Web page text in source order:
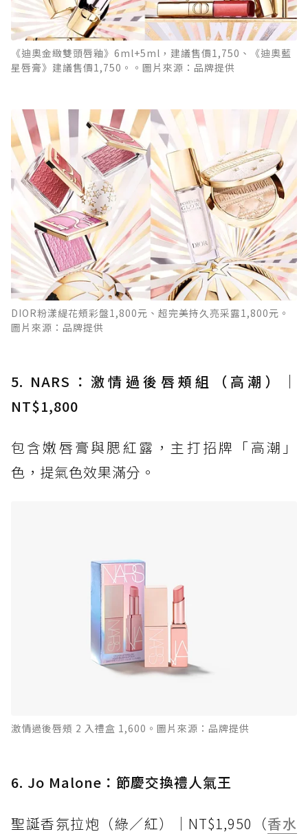
《迪奧金緻雙頭唇釉》6ml+5ml，建議售價1,750、《迪奧藍
星唇膏》建議售價1,750。。圖片來源：品牌提供
DIOR粉漾緹花頰彩盤1,800元、超完美持久亮采露1,800元。
圖片來源：品牌提供
5. NARS：激情過後唇頰組（高潮）｜
NT$1,800
包含嫩唇膏與腮紅露，主打招牌「高潮」
色，提氣色效果滿分。
激情過後唇頰 2 入禮盒 1,600。圖片來源：品牌提供
6. Jo Malone：節慶交換禮人氣王
聖誕香氛拉炮（綠／紅）｜NT$1,950（香水